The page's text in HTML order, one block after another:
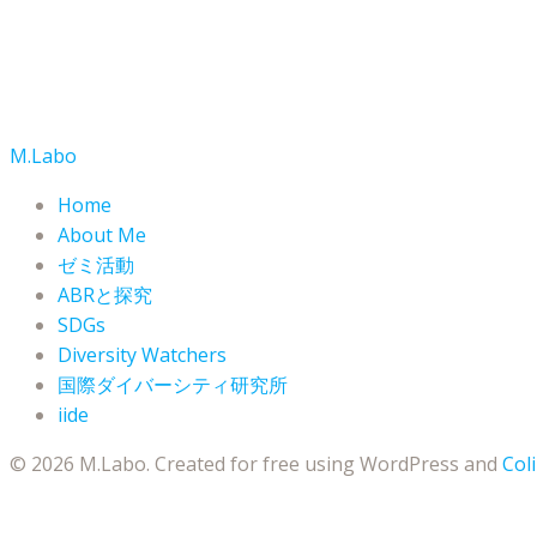
M.Labo
Home
About Me
ゼミ活動
ABRと探究
SDGs
Diversity Watchers
国際ダイバーシティ研究所
iide
© 2026 M.Labo. Created for free using WordPress and